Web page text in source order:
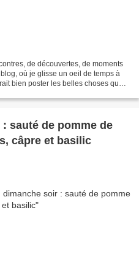
de découvertes, de moments
où je glisse un oeil de temps à
bien poster les belles choses que
sauté de pomme de
câpre et basilic